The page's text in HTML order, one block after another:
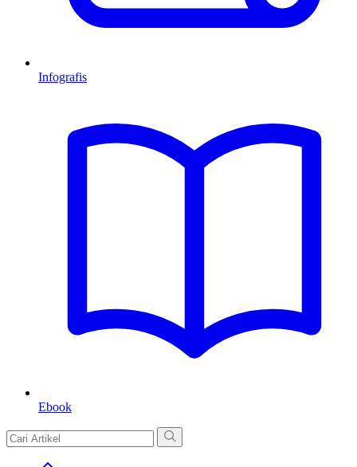
Infografis
Ebook